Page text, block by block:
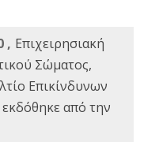
, Επιχειρησιακή
Σώματος,
Επικίνδυνων
από την